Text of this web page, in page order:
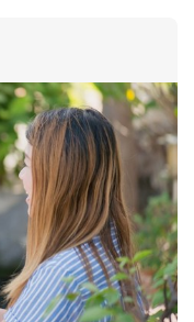
│讀懂父親的
人總是在一次
著孩子一起長
，到獨立自
力養成。爸爸